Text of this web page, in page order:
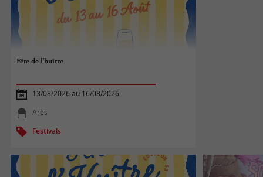
Fête de l'huître
13/08/2026 au 16/08/2026
Arès
Festivals